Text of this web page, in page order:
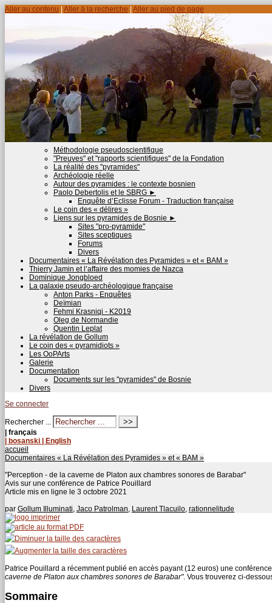
Aller au contenu Aller à la recherche Aller au pied de page
Méthodologie pseudoscientifique
"Preuves" et "rapports scientifiques" de la Fondation
La réalité des "pyramides"
Archéologie réelle
Autour des pyramides : le contexte bosnien
Paolo Debertolis et le SBRG ►
Enquête d’Eclisse Forum - Traduction française
Le coin des « délires »
Liens sur les pyramides de Bosnie ►
Sites "pro-pyramide"
Sites sceptiques
Forums
Divers
Documentaires « La Révélation des Pyramides » et « BAM »
Thierry Jamin et l’affaire des momies de Nazca
Dominique Jongbloed
La galaxie pseudo-archéologique française
Anton Parks - Enquêtes
Deïmian
Fehmi Krasniqi - K2019
Oleg de Normandie
Quentin Leplat
La révélation de Gollum
Le coin des « pyramidiots »
Les OoPArts
Galerie
Documentation
Documents sur les "pyramides" de Bosnie
Divers
Se connecter
Rechercher ...
| français
| bosanski | English
accueil
Documentaires « La Révélation des Pyramides » et « BAM »
"Perception - de la caverne de Platon aux chambres sonores de Barabar"
Avis sur une conférence de Patrice Pouillard
Article mis en ligne le 3 octobre 2021
par Gollum Illuminati, Jaco Patrolman, Laurent Tlacuilo, rationnelitude
Patrice Pouillard a récemment publié en accès payant (12 euros) une
caverne de Platon aux chambres sonores de Barabar". Vous trouverez ci-
Sommaire